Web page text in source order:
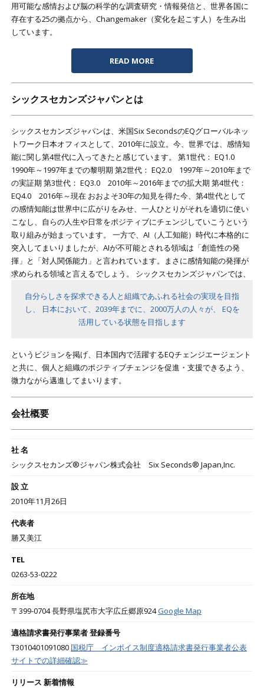
用可能な感情および脳の科学的な調査研究・情報発信と、世界各国に
存在する25の拠点から、Changemaker（変化を起こす人）を生み出
しています。
READ MORE
シックスセカンズジャパンとは
シックスセカンズジャパンは、米国Six SecondsのEQグローバルネッ
トワーク日本オフィスとして、2010年に設立。今、世界では、感情知
能に関し第4世代に入ってきたと感じています。 第1世代： EQ1.0
1990年～1997年までの黎明期 第2世代： EQ2.0 1997年～2010年まで
の実証期 第3世代： EQ3.0 2010年～2016年までの拡大期 第4世代：
EQ4.0 2016年～現在 おおよそ30年の知見を得た今、第4世代として
の感情知能は世界中に広がりをみせ、一人ひとりがそれを適切に使い
こなし、自らの人生や日常をポジティブにチェンジしていこうという
取り組みが始まっています。 一方で、AI（人工知能）時代に本格的に
突入してまいりましたが、AIが不可能とされる領域は「創造性の発
揮」と「対人関係能力」と言われています。まさに感情知能の発揮が
求められる領域と言えるでしょう。 シックスセカンズジャパンでは、
自分らしさを探求できる人と組織であふれる社会の実現を目指
し、 日本において、2039年までに、2000万人の人々が、 EQを
活用している状態を目指します
というビジョンを掲げ、日本国内で活躍するEQチェンジエージェント
と共に、個人と組織のポジティブチェンジを促進・支援できるよう、
微力ながら邁進してまいります。
会社概要
社 名
シックスセカンズ®ジャパン株式会社 Six Seconds® Japan,Inc.
設 立
2010年11月26日
代表者
勝又美江
TEL
0263-53-0222
所在地
〒399-0704 長野県塩尻市大字広丘郷原924Google Map
適格請求書発行事業者 登録番号
T3010401091080 国税庁 インボイス制度適格請求書発行事業者公表
サイトでの詳細確認≫
リリース 新着情報